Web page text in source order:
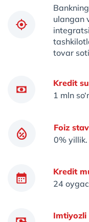
ulangan
tovar
Kredit
1 mln
Foiz
0% yillik.
Kredit
24
Imtiyozli